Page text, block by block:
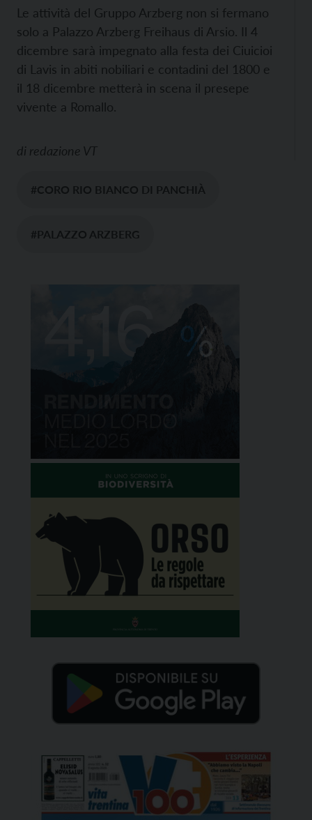
Le attività del Gruppo Arzberg non si fermano
solo a Palazzo Arzberg Freihaus di Arsio. Il 4
dicembre sarà impegnato alla festa dei Ciuicioi
di Lavis in abiti nobiliari e contadini del 1800 e
il 18 dicembre metterà in scena il presepe
vivente a Romallo.
di redazione VT
#CORO RIO BIANCO DI PANCHIÀ
#PALAZZO ARZBERG